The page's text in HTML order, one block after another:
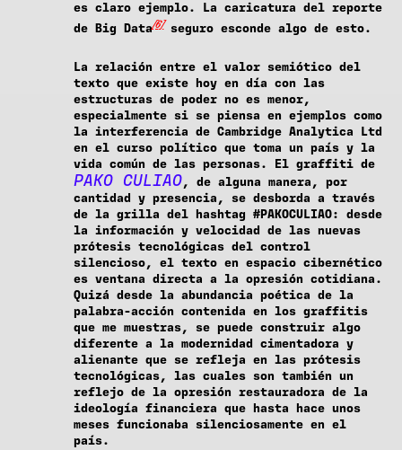
es claro ejemplo. La caricatura del reporte
de Big Data[6]seguro esconde algo de esto.
La relación entre el valor semiótico del
texto que existe hoy en día con las
estructuras de poder no es menor,
especialmente si se piensa en ejemplos como
la interferencia de Cambridge Analytica Ltd
en el curso político que toma un país y la
vida común de las personas. El graffiti de
PAKO CULIAO, de alguna manera, por
cantidad y presencia, se desborda a través
de la grilla del hashtag #PAKOCULIAO: desde
la información y velocidad de las nuevas
prótesis tecnológicas del control
silencioso, el texto en espacio cibernético
es ventana directa a la opresión cotidiana.
Quizá desde la abundancia poética de la
palabra-acción contenida en los graffitis
que me muestras, se puede construir algo
diferente a la modernidad cimentadora y
alienante que se refleja en las prótesis
tecnológicas, las cuales son también un
reflejo de la opresión restauradora de la
ideología financiera que hasta hace unos
meses funcionaba silenciosamente en el
país.